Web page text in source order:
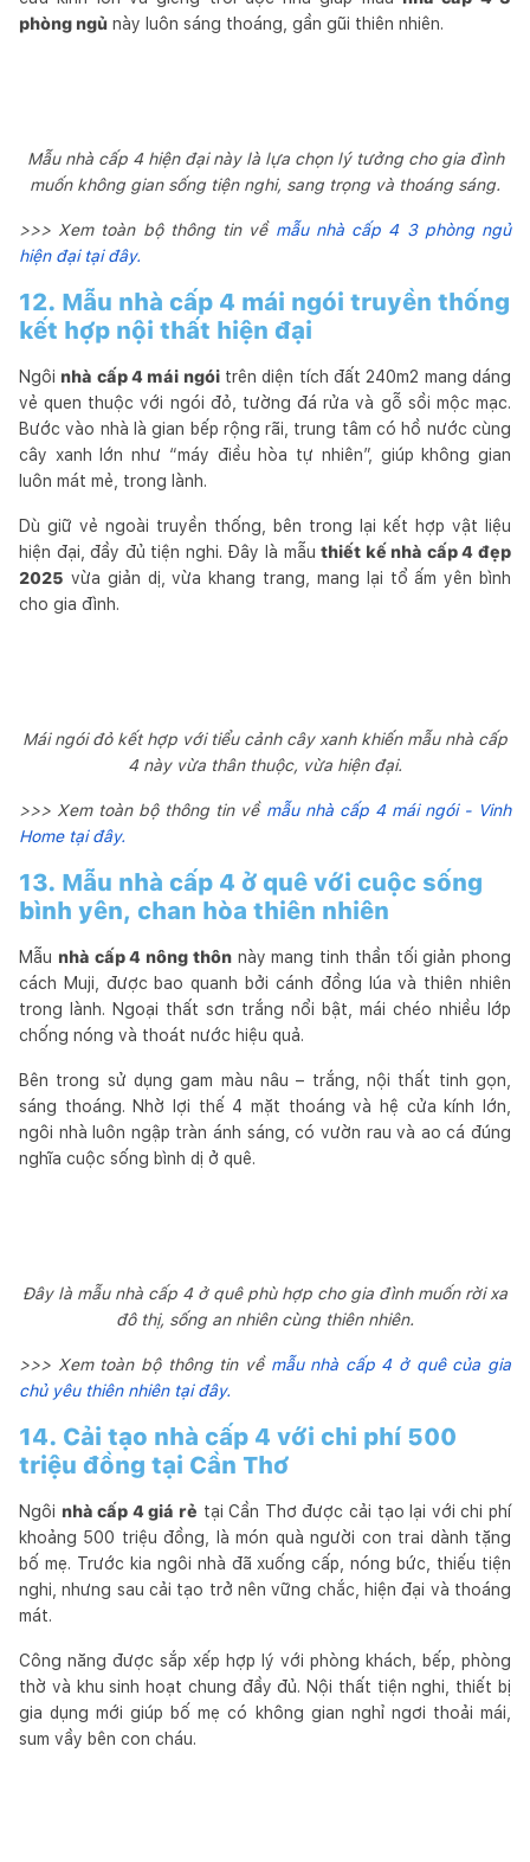
phòng ngủ này luôn sáng thoáng, gần gũi thiên nhiên.
Mẫu nhà cấp 4 hiện đại này là lựa chọn lý tưởng cho gia đình
muốn không gian sống tiện nghi, sang trọng và thoáng sáng.
>>> Xem toàn bộ thông tin về mẫu nhà cấp 4 3 phòng ngủ
hiện đại tại đây.
12. Mẫu nhà cấp 4 mái ngói truyền thống
kết hợp nội thất hiện đại
Ngôi nhà cấp 4 mái ngóitrên diện tích đất 240m2 mang dáng
vẻ quen thuộc với ngói đỏ, tường đá rửa và gỗ sồi mộc mạc.
Bước vào nhà là gian bếp rộng rãi, trung tâm có hồ nước cùng
cây xanh lớn như “máy điều hòa tự nhiên”, giúp không gian
luôn mát mẻ, trong lành.
Dù giữ vẻ ngoài truyền thống, bên trong lại kết hợp vật liệu
hiện đại, đầy đủ tiện nghi. Đây là mẫuthiết kế nhà cấp 4 đẹp
2025 vừa giản dị, vừa khang trang, mang lại tổ ấm yên bình
cho gia đình.
Mái ngói đỏ kết hợp với tiểu cảnh cây xanh khiến mẫu nhà cấp
4 này vừa thân thuộc, vừa hiện đại.
>>> Xem toàn bộ thông tin về mẫu nhà cấp 4 mái ngói - Vinh
Home tại đây.
13. Mẫu nhà cấp 4 ở quê với cuộc sống
bình yên, chan hòa thiên nhiên
Mẫu nhà cấp 4 nông thônnày mang tinh thần tối giản phong
cách Muji, được bao quanh bởi cánh đồng lúa và thiên nhiên
trong lành. Ngoại thất sơn trắng nổi bật, mái chéo nhiều lớp
chống nóng và thoát nước hiệu quả.
Bên trong sử dụng gam màu nâu – trắng, nội thất tinh gọn,
sáng thoáng. Nhờ lợi thế 4 mặt thoáng và hệ cửa kính lớn,
ngôi nhà luôn ngập tràn ánh sáng, có vườn rau và ao cá đúng
nghĩa cuộc sống bình dị ở quê.
Đây là mẫu nhà cấp 4 ở quê phù hợp cho gia đình muốn rời xa
đô thị, sống an nhiên cùng thiên nhiên.
>>> Xem toàn bộ thông tin về mẫu nhà cấp 4 ở quê của gia
chủ yêu thiên nhiên tại đây.
14. Cải tạo nhà cấp 4 với chi phí 500
triệu đồng tại Cần Thơ
Ngôi nhà cấp 4 giá rẻ tại Cần Thơ được cải tạo lại với chi phí
khoảng 500 triệu đồng, là món quà người con trai dành tặng
bố mẹ. Trước kia ngôi nhà đã xuống cấp, nóng bức, thiếu tiện
nghi, nhưng sau cải tạo trở nên vững chắc, hiện đại và thoáng
mát.
Công năng được sắp xếp hợp lý với phòng khách, bếp, phòng
thờ và khu sinh hoạt chung đầy đủ. Nội thất tiện nghi, thiết bị
gia dụng mới giúp bố mẹ có không gian nghỉ ngơi thoải mái,
sum vầy bên con cháu.